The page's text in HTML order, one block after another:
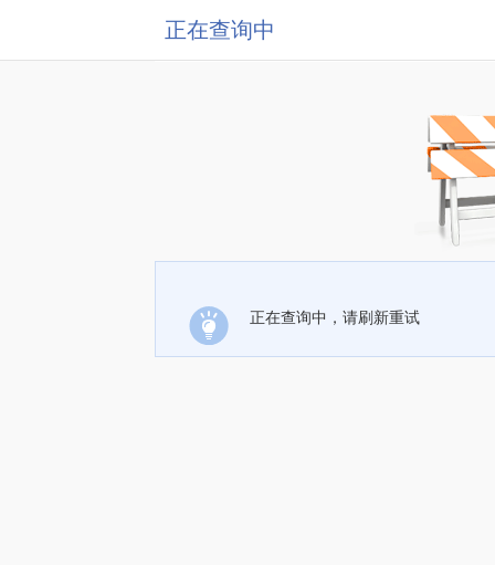
正在查询中
正在查询中，请刷新重试